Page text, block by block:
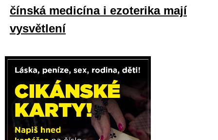
čínská medicína i ezoterika mají
vysvětlení